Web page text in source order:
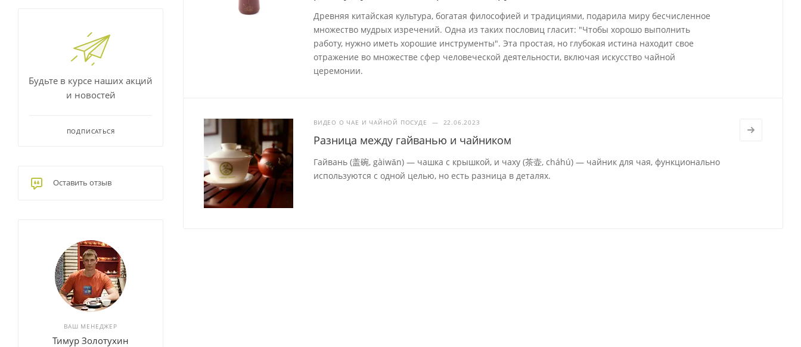
Древняя китайская культура, богатая философией и традициями, подарила миру бесчисленное
множество мудрых изречений. Одна из таких пословиц гласит: "Чтобы хорошо выполнить
работу, нужно иметь хорошие инструменты". Эта простая, но глубокая истина находит свое
отражение во множестве сфер человеческой деятельности, включая искусство чайной
церемонии.
ВИДЕО О ЧАЕ И ЧАЙНОЙ ПОСУДЕ — 22.06.2023
Разница между гайванью и чайником
Гайвань (盖碗, gàiwǎn) — чашка с крышкой, и чаху (茶壶, cháhú) — чайник для чая, функционально
используются с одной целью, но есть разница в деталях.
Будьте в курсе наших акций
и новостей
ПОДПИСАТЬСЯ
Оставить отзыв
ВАШ МЕНЕДЖЕР
Тимур Золотухин